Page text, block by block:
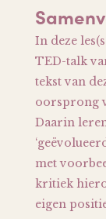
In deze
TED-talk
tekst van
oorsprong
Daarin
met
kritiek
eigen